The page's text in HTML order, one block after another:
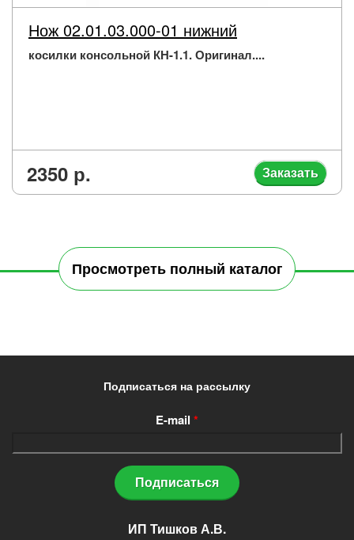
Нож 02.01.03.000-01 нижний
косилки консольной КН-1.1. Оригинал....
2350 р. Заказать
Просмотреть полный каталог
Подписаться на рассылку
E-mail *
ИП Тишков А.В.